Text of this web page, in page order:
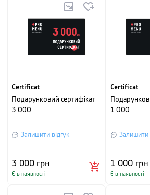
Certificat
Подарунковий сертифікат
3 000
Залишити відгук
3 000 грн
Є в наявності
Certificat
1 000
Залишити
1 000 грн
Є в наявності